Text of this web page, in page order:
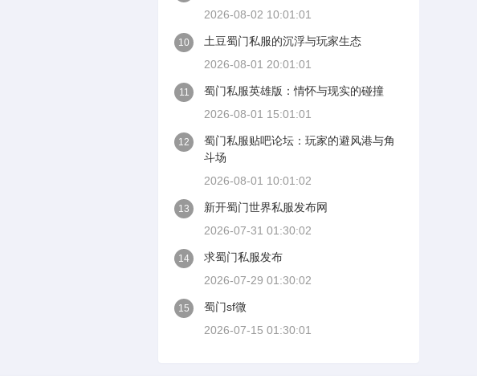
2026-08-02 10:01:01
10
土豆蜀门私服的沉浮与玩家生态
2026-08-01 20:01:01
11
蜀门私服英雄版：情怀与现实的碰撞
2026-08-01 15:01:01
12
蜀门私服贴吧论坛：玩家的避风港与角
斗场
2026-08-01 10:01:02
13
新开蜀门世界私服发布网
2026-07-31 01:30:02
14
求蜀门私服发布
2026-07-29 01:30:02
15
蜀门sf微
2026-07-15 01:30:01